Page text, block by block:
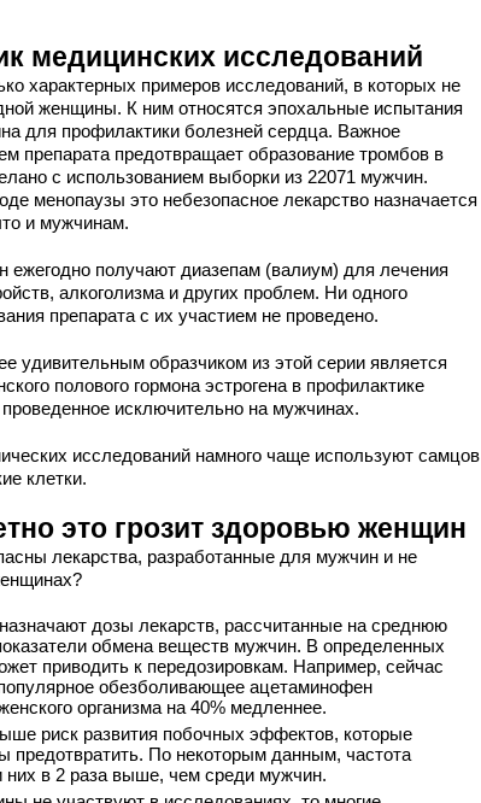
медицинских исследований
характерных примеров исследований, в которых не
женщины. К ним относятся эпохальные испытания
для профилактики болезней сердца. Важное
препарата предотвращает образование тромбов в
с использованием выборки из 22071 мужчин.
менопаузы это небезопасное лекарство назначается
и мужчинам.
получают диазепам (валиум) для лечения
алкоголизма и других проблем. Ни одного
препарата с их участием не проведено.
удивительным образчиком из этой серии является
полового гормона эстрогена в профилактике
исключительно на мужчинах.
исследований намного чаще используют самцов
клетки.
это грозит здоровью женщин
лекарства, разработанные для мужчин и не
дозы лекарств, рассчитанные на среднюю
обмена веществ мужчин. В определенных
приводить к передозировкам. Например, сейчас
обезболивающее ацетаминофен
организма на 40% медленнее.
риск развития побочных эффектов, которые
предотвратить. По некоторым данным, частота
них в 2 раза выше, чем среди мужчин.